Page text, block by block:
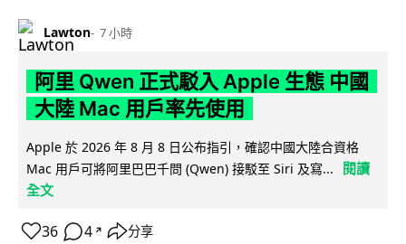
Lawton 7 小時
阿里 Qwen 正式駁入 Apple 生態 中國
大陸 Mac 用戶率先使用
Apple 於 2026 年 8 月 8 日公布指引，確認中國大陸合資格
Mac 用戶可將阿里巴巴千問 (Qwen) 接駁至 Siri 及寫...
閱讀
全文
36 4 ↗ 分享